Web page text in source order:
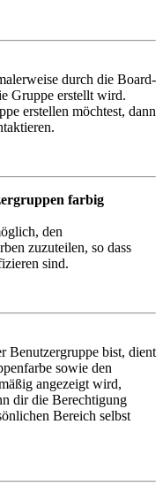
durch die Board-
Gruppe erstellt wird.
erstellen möchtest, dann
farbig
den
zuzuteilen, so dass
sind.
Benutzergruppe bist, dient
sowie den
angezeigt wird,
dir die Berechtigung
Bereich selbst